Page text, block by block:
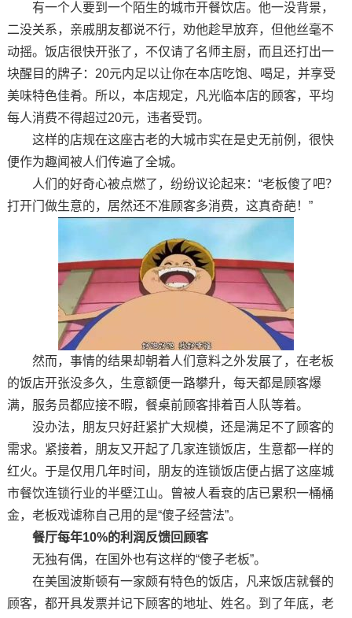
有一个人要到一个陌生的城市开餐饮店。他一没背景，
二没关系，亲戚朋友都说不行，劝他趁早放弃，但他丝毫不
动摇。饭店很快开张了，不仅请了名师主厨，而且还打出一
块醒目的牌子：20元内足以让你在本店吃饱、喝足，并享受
美味特色佳肴。所以，本店规定，凡光临本店的顾客，平均
每人消费不得超过20元，违者受罚。
这样的店规在这座古老的大城市实在是史无前例，很快
便作为趣闻被人们传遍了全城。
人们的好奇心被点燃了，纷纷议论起来：“老板傻了吧？
打开门做生意的，居然还不准顾客多消费，这真奇葩！”
然而，事情的结果却朝着人们意料之外发展了，在老板
的饭店开张没多久，生意额便一路攀升，每天都是顾客爆
满，服务员都应接不暇，餐桌前顾客排着百人队等着。
没办法，朋友只好赶紧扩大规模，还是满足不了顾客的
需求。紧接着，朋友又开起了几家连锁饭店，生意都一样的
红火。于是仅用几年时间，朋友的连锁饭店便占据了这座城
市餐饮连锁行业的半壁江山。曾被人看衰的店已累积一桶桶
金，老板戏谑称自己用的是“傻子经营法”。
餐厅每年10%的利润反馈回顾客
无独有偶，在国外也有这样的“傻子老板”。
在美国波斯顿有一家颇有特色的饭店，凡来饭店就餐的
顾客，都开具发票并记下顾客的地址、姓名。到了年底，老